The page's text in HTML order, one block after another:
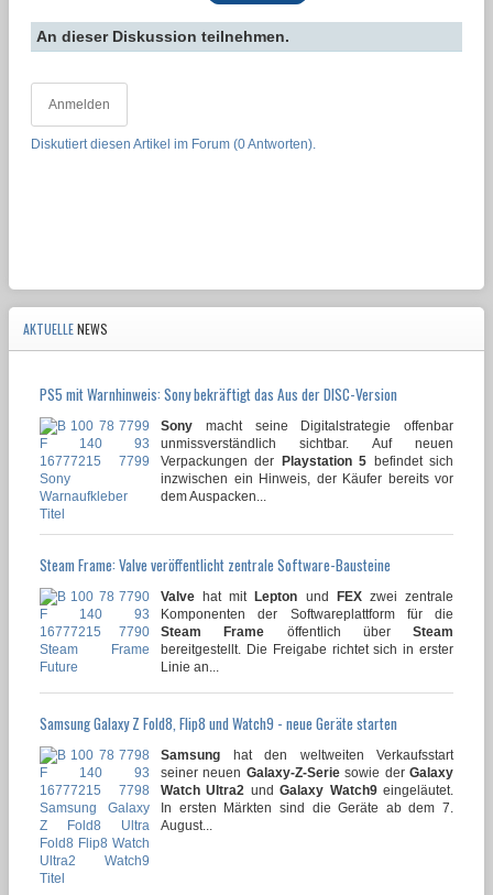
An dieser Diskussion teilnehmen.
Anmelden
Diskutiert diesen Artikel im Forum (0 Antworten).
AKTUELLENEWS
PS5 mit Warnhinweis: Sony bekräftigt das Aus der DISC-Version
Sony macht seine Digitalstrategie offenbar
unmissverständlich sichtbar. Auf neuen
Verpackungen der Playstation 5 befindet sich
inzwischen ein Hinweis, der Käufer bereits vor
dem Auspacken...
Steam Frame: Valve veröffentlicht zentrale Software-Bausteine
Valve hat mitLepton und FEXzwei zentrale
Komponenten der Softwareplattform für die
Steam Frame öffentlich über Steam
bereitgestellt. Die Freigabe richtet sich in erster
Linie an...
Samsung Galaxy Z Fold8, Flip8 und Watch9 - neue Geräte starten
Samsung hat den weltweiten Verkaufsstart
seiner neuen Galaxy-Z-Seriesowie derGalaxy
Watch Ultra2 undGalaxy Watch9eingeläutet.
In ersten Märkten sind die Geräte ab dem 7.
August...